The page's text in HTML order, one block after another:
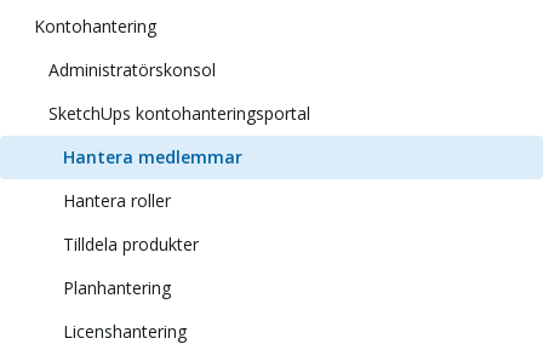
Kontohantering
Administratörskonsol
SketchUps kontohanteringsportal
Hantera medlemmar
Hantera roller
Tilldela produkter
Planhantering
Licenshantering